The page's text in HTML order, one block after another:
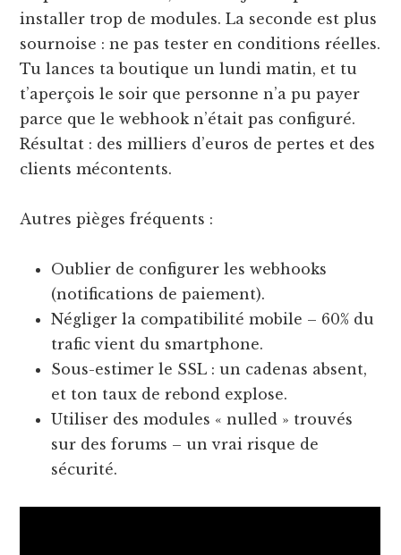
installer trop de modules. La seconde est plus
sournoise : ne pas tester en conditions réelles.
Tu lances ta boutique un lundi matin, et tu
t’aperçois le soir que personne n’a pu payer
parce que le webhook n’était pas configuré.
Résultat : des milliers d’euros de pertes et des
clients mécontents.
Autres pièges fréquents :
Oublier de configurer les webhooks
(notifications de paiement).
Négliger la compatibilité mobile – 60% du
trafic vient du smartphone.
Sous-estimer le SSL : un cadenas absent,
et ton taux de rebond explose.
Utiliser des modules « nulled » trouvés
sur des forums – un vrai risque de
sécurité.